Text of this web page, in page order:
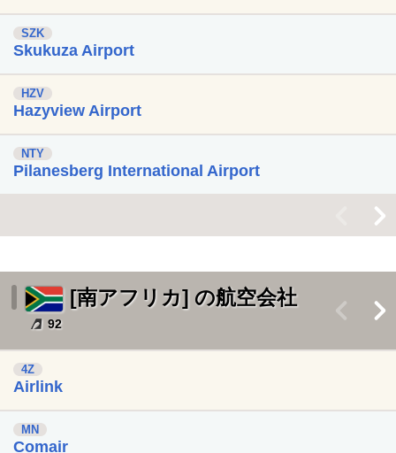
SZK
Skukuza Airport
HZV
Hazyview Airport
NTY
Pilanesberg International Airport
[南アフリカ] の航空会社
92
4Z
Airlink
MN
Comair